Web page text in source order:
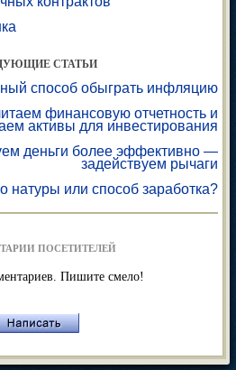
СТАТЬИ
способ обыграть инфляцию
финансовую отчетность и
активы для инвестирования
деньги более эффективно —
задействуем рычаги
натуры или способ заработка?
ПОСЕТИТЕЛЕЙ
Пишите смело!